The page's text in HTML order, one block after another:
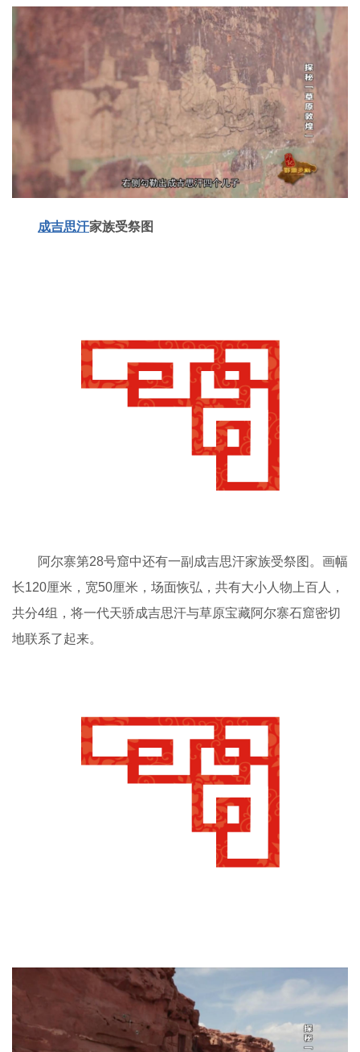
成吉思汗家族受祭图
阿尔寨第28号窟中还有一副成吉思汗家族受祭图。画幅
长120厘米，宽50厘米，场面恢弘，共有大小人物上百人，
共分4组，将一代天骄成吉思汗与草原宝藏阿尔寨石窟密切
地联系了起来。